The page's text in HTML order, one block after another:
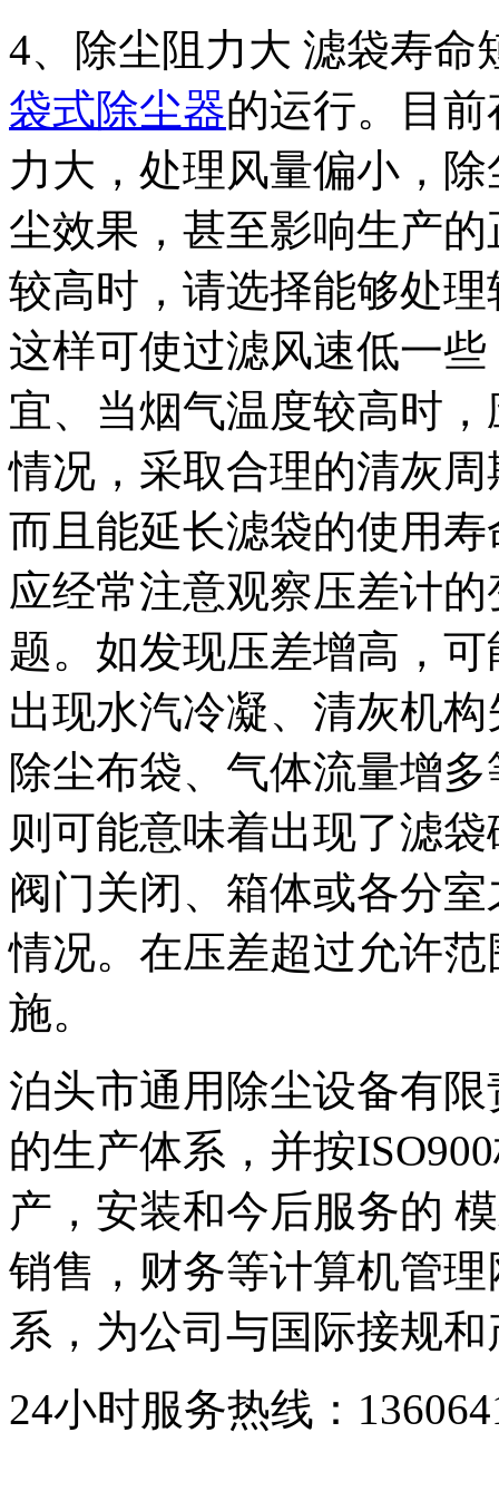
4、除尘阻力大 滤袋寿命
袋式除尘器的运行。目
力大，处理风量偏小，
尘效果，甚至影响生产
较高时，请选择能够处
这样可使过滤风速低一
宜、当烟气温度较高时
情况，采取合理的清灰
而且能延长滤袋的使用
应经常注意观察压差计
题。如发现压差增高，
出现水汽冷凝、清灰机
除尘布袋、气体流量增
则可能意味着出现了滤
阀门关闭、箱体或各分
情况。在压差超过允许
施。
泊头市通用除尘设备有
的生产体系，并按
产，安装和今后服务的
销售，财务等计算机管
系，为公司与国际接规
24小时服务热线：